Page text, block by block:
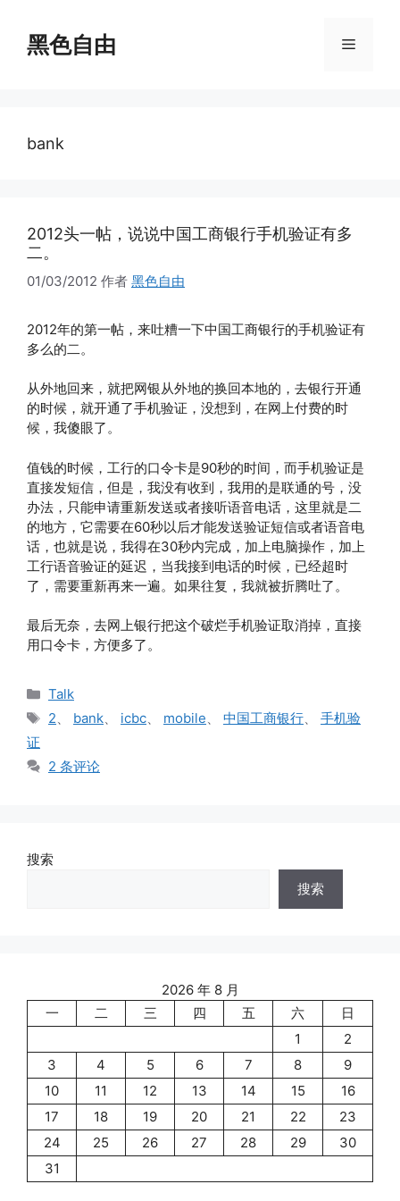
黑色自由 菜
bank
2012头一帖，说说中国工商银行手机验证有多
二。
01/03/2012 作者 黑色自由
2012年的第一帖，来吐糟一下中国工商银行的手机验证有
多么的二。
从外地回来，就把网银从外地的换回本地的，去银行开通
的时候，就开通了手机验证，没想到，在网上付费的时
候，我傻眼了。
值钱的时候，工行的口令卡是90秒的时间，而手机验证是
直接发短信，但是，我没有收到，我用的是联通的号，没
办法，只能申请重新发送或者接听语音电话，这里就是二
的地方，它需要在60秒以后才能发送验证短信或者语音电
话，也就是说，我得在30秒内完成，加上电脑操作，加上
工行语音验证的延迟，当我接到电话的时候，已经超时
了，需要重新再来一遍。如果往复，我就被折腾吐了。
最后无奈，去网上银行把这个破烂手机验证取消掉，直接
用口令卡，方便多了。
分
类
Talk
标
2、 bank、 icbc、 mobile、 中国工商银行、 手机验
证
2 条评论
搜索
搜索
2026 年 8 月
一
二 三 四 五 六
日
1
2
3
4 5 6 7 8
9
10
11 12 13 14 15
16
17
18 19 20 21 22
23
24
25 26 27 28 29
30
31